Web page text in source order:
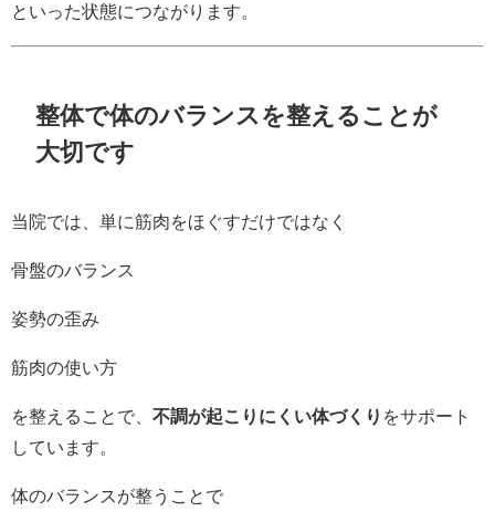
といった状態につながります。
整体で体のバランスを整えることが
大切です
当院では、単に筋肉をほぐすだけではなく
骨盤のバランス
姿勢の歪み
筋肉の使い方
を整えることで、 不調が起こりにくい体づくり をサポート
しています。
体のバランスが整うことで